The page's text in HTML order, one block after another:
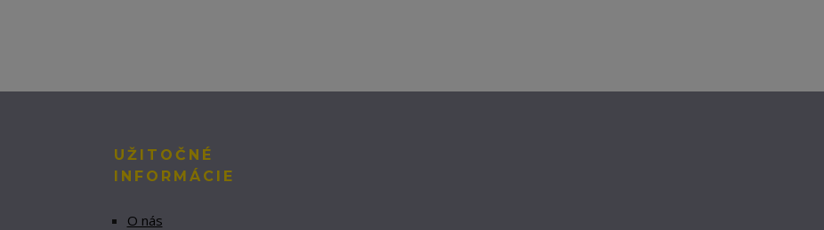
UŽITOČNÉ
INFORMÁCIE
O nás